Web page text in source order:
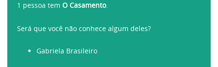
1 pessoa tem O Casamento.
Será que você não conhece algum deles?
Gabriela Brasileiro